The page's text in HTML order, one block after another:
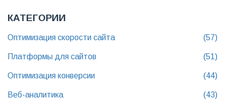
КАТЕГОРИИ
Оптимизация скорости сайта (57)
Платформы для сайтов (51)
Оптимизация конверсии (44)
Веб-аналитика (43)